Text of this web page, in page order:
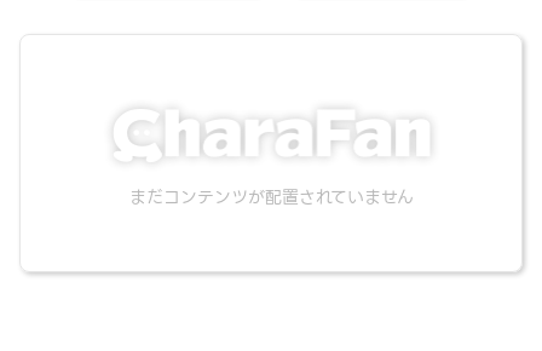
まだコンテンツが配置されていません